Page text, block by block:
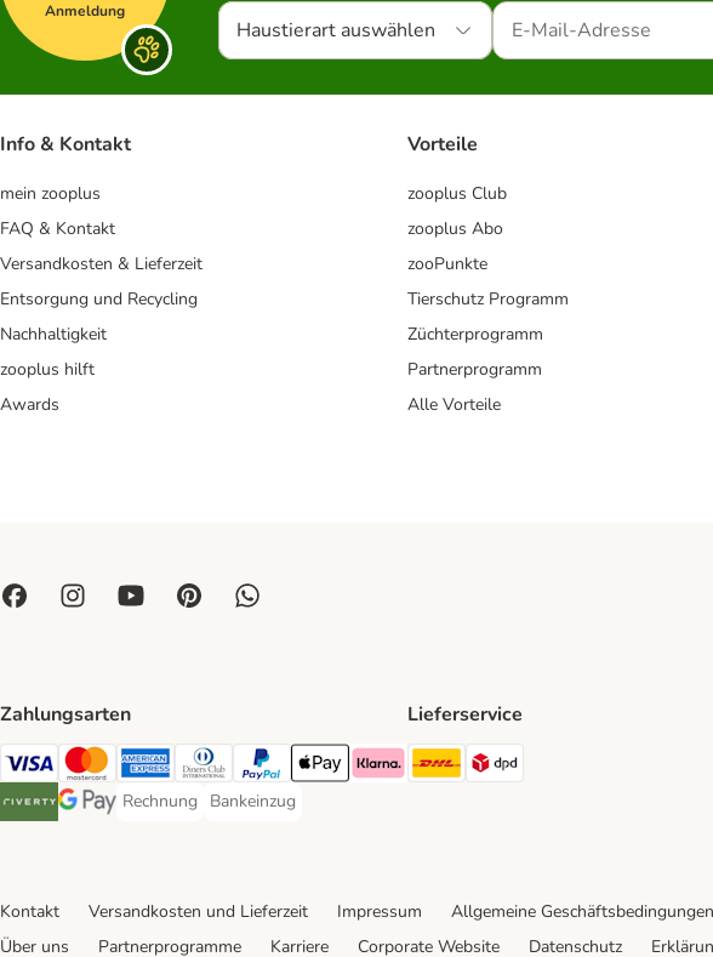
Anmeldung
Haustierart auswählen
Info & Kontakt
mein zooplus
FAQ & Kontakt
Versandkosten & Lieferzeit
Entsorgung und Recycling
Nachhaltigkeit
zooplus hilft
Awards
Vorteile
zooplus Club
zooplus Abo
zooPunkte
Tierschutz Programm
Züchterprogramm
Partnerprogramm
Alle Vorteile
Zahlungsarten
Visa Payment Method
Mastercard Payment Method
American Express Payment Method
Diners Club Payment Method
PayPal Payment Method
Apple Pay Payment Method
Klarna Payment Method
Riverty Payment Method
Google Pay Payment Method
Rechnung
Rechnung Payment Method
Bankeinzug
Bankeinzug Payment Method
Lieferservice
DHL Shipping Method
Kontakt Versandkosten und Lieferzeit Impressum Allgemeine Geschäftsbedingungen
Über uns
Partnerprogramme Karriere Corporate Website Datenschutz